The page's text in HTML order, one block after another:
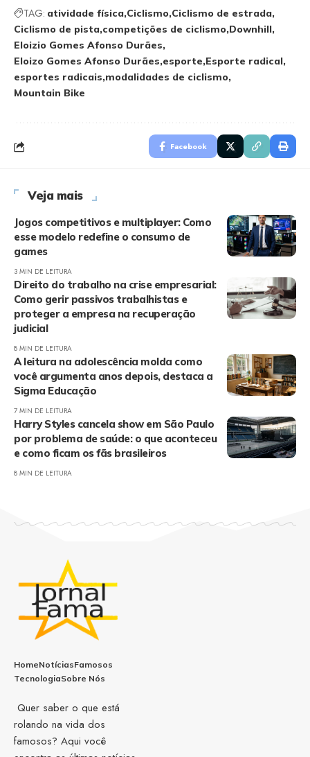
TAG: atividade física Ciclismo Ciclismo de estrada
Ciclismo de pista competições de ciclismo Downhill
Eloizio Gomes Afonso Durães
Eloizo Gomes Afonso Durães esporte Esporte radical
esportes radicais modalidades de ciclismo
Mountain Bike
Facebook
Veja mais
Jogos competitivos e multiplayer: Como
esse modelo redefine o consumo de
games
3 MIN DE LEITURA
Direito do trabalho na crise empresarial:
Como gerir passivos trabalhistas e
proteger a empresa na recuperação
judicial
8 MIN DE LEITURA
A leitura na adolescência molda como
você argumenta anos depois, destaca a
Sigma Educação
7 MIN DE LEITURA
Harry Styles cancela show em São Paulo
por problema de saúde: o que aconteceu
e como ficam os fãs brasileiros
8 MIN DE LEITURA
HomeNotíciasFamosos
TecnologiaSobre Nós
Quer saber o que está
rolando na vida dos
famosos? Aqui você